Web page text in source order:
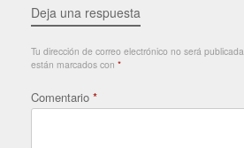
Deja una respuesta
Tu dirección de correo electrónico no será publicada.
están marcados con *
Comentario *